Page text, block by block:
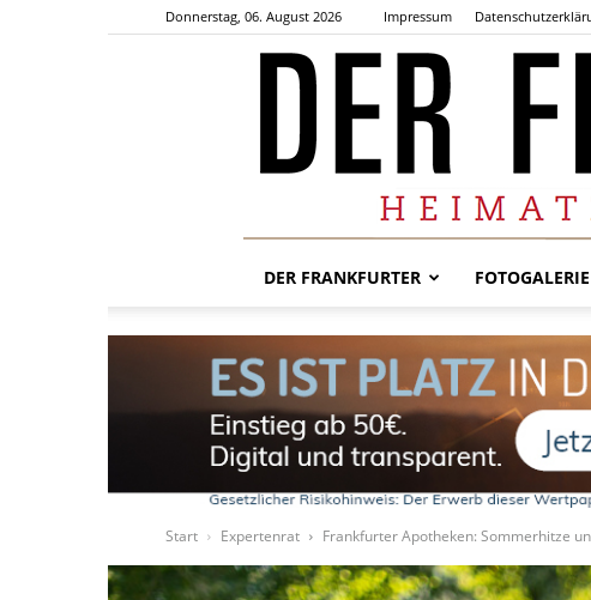
Donnerstag, 06. August 2026 Impressum
DER FRANKFURTER FOTOGALERIE
Start Expertenrat Frankfurter Apotheken: Sommerhitze